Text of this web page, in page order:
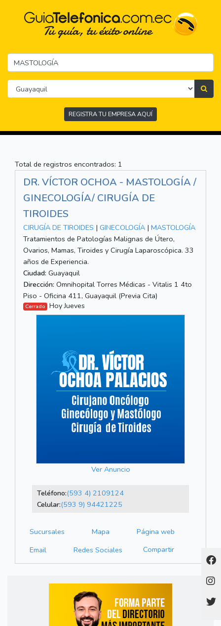
REGISTRA TU EMPRESA AQUÍ
Total de registros encontrados: 1
DR. VÍCTOR OCHOA - MASTOLOGÍA /
GINECOLOGÍA/ CIRUGÍA DE
TIROIDES
CIRUGÍA DE TIROIDES | GINECOLOGÍA | MASTOLOGÍA
Tratamientos de Patologías Malignas de Útero,
Ovarios, Mamas, Tiroides y Cirugía Laparoscópica. 33
años de Experiencia.
Ciudad: Guayaquil
Dirección: Omnihopital Torres Médicas - Vitalis 1 4to
Piso - Oficina 411, Guayaquil (Previa Cita)
Cerrado Hoy Jueves
Ver Anuncio
Teléfono:(593 4) 2109124
Celular:(593 9) 94421225
Sucursales Mapa
Página web
Email
Redes Sociales Compartir